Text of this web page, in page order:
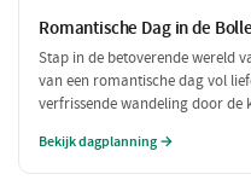
Romantische Dag in de
Stap in de betoverende wereld
van een romantische dag vol
verfrissende wandeling door
een prachtig uitzicht dat de
Bekijk dagplanning →